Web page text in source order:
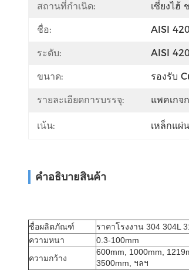
สถานที่กำเนิด: เซี่ยงไฮ้
ชื่อ: AISI
ระดับ: AISI
ขนาด: รองรับ
รายละเอียดการบรรจุ: แพคเกจ
เน้น: เหล็กแผ่
คําอธิบายสินค้า
ชื่อผลิตภัณฑ์
ราคาโรงงาน 304 304L
ความหนา
0.3-100mm
ความกว้าง
600mm, 1000mm,
3500mm, ฯลฯ